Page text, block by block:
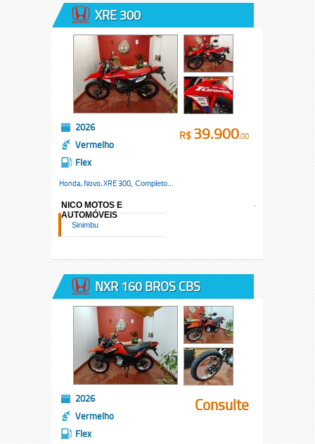
XRE 300
2026
Vermelho
Flex
Honda, Novo,XRE 300 , Completo...
R$ 39.900,00
NICO MOTOS E
AUTOMÓVEIS
Sinimbu
NXR 160 BROS CBS
2026
Vermelho
Flex
Consulte